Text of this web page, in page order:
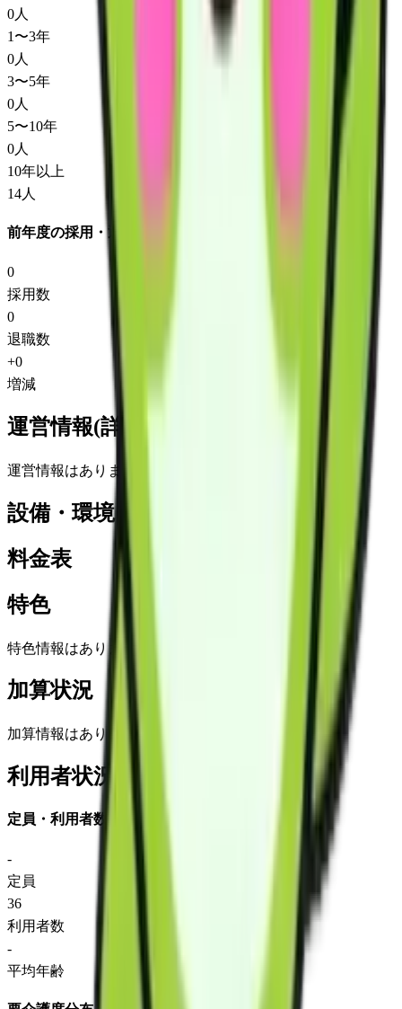
0人
1〜3年
0人
3〜5年
0人
5〜10年
0人
10年以上
14人
前年度の採用・退職
0
採用数
0
退職数
+0
増減
運営情報(詳細)
運営情報はありません
設備・環境
料金表
特色
特色情報はありません
加算状況
加算情報はありません
利用者状況
定員・利用者数
-
定員
36
利用者数
-
平均年齢